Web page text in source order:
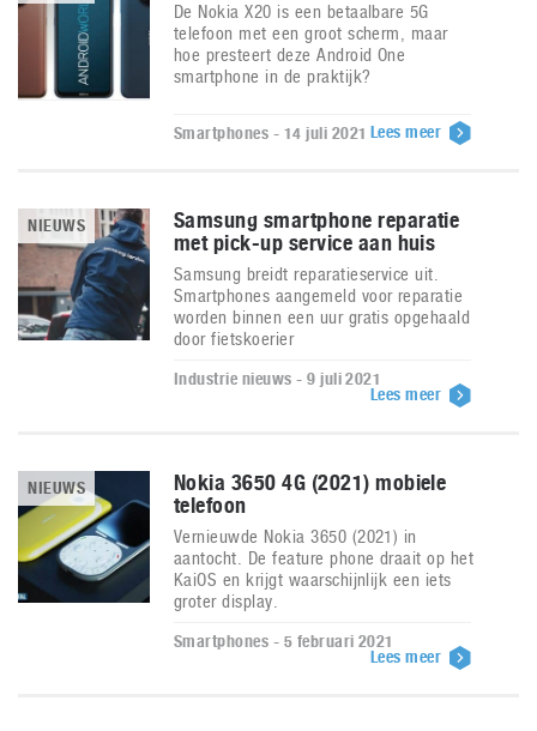
De Nokia X20 is een betaalbare 5G
telefoon met een groot scherm, maar
hoe presteert deze Android One
smartphone in de praktijk?
Smartphones - 14 juli 2021 Lees meer
NIEUWS
Samsung smartphone reparatie
met pick-up service aan huis
Samsung breidt reparatieservice uit.
Smartphones aangemeld voor reparatie
worden binnen een uur gratis opgehaald
door fietskoerier
Industrie nieuws - 9 juli 2021
Lees meer
NIEUWS
Nokia 3650 4G (2021) mobiele
telefoon
Vernieuwde Nokia 3650 (2021) in
aantocht. De feature phone draait op het
KaiOS en krijgt waarschijnlijk een iets
groter display.
Smartphones - 5 februari 2021
Lees meer